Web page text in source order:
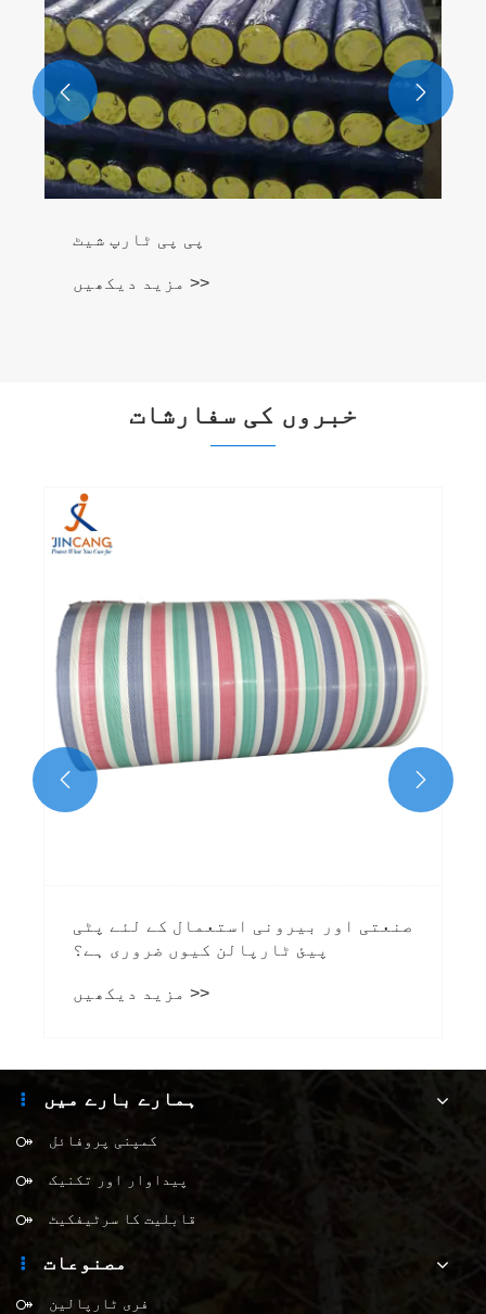
پی پی ٹارپ شیٹ
مزید دیکھیں >>
 
خبروں کی سفارشات
صنعتی اور بیرونی استعمال کے لئے پٹی
پیئ ٹارپالن کیوں ضروری ہے؟
مزید دیکھیں >>
 
ہمارے بارے میں
کمپنی پروفائل
پیداوار اور تکنیک
قابلیت کا سرٹیفکیٹ
مصنوعات
فری ٹارپالین